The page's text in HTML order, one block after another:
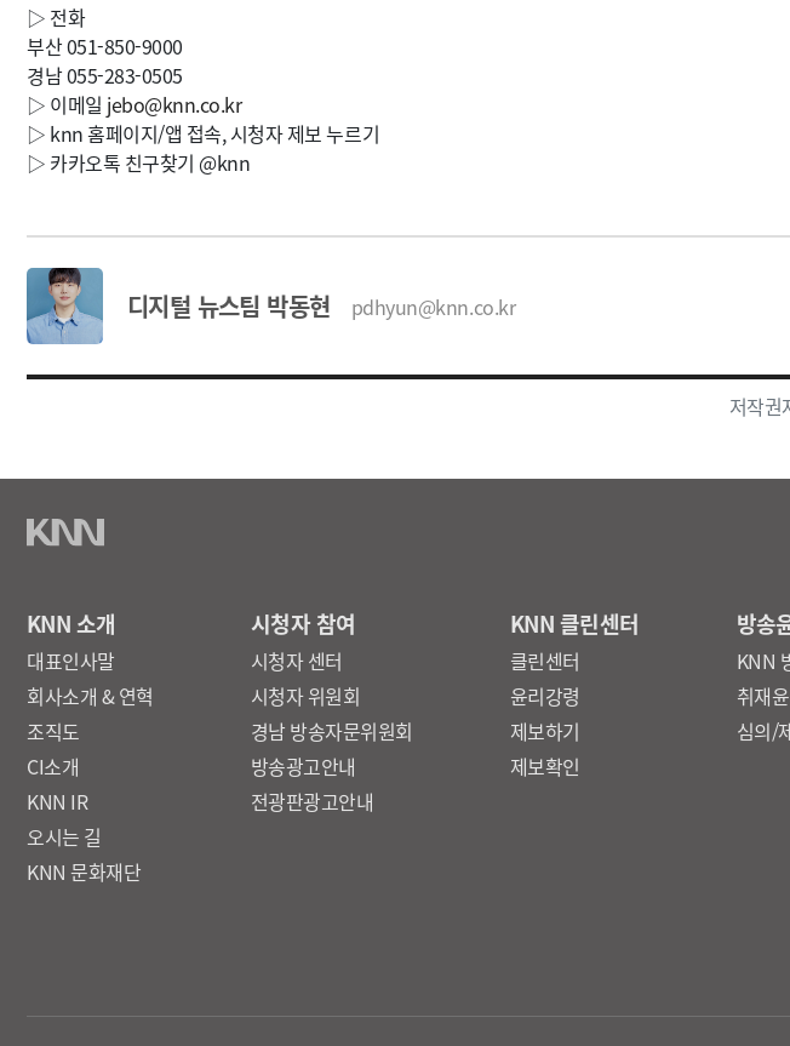
▷ 전화
부산 051-850-9000
경남 055-283-0505
▷ 이메일 jebo@knn.co.kr
▷ knn 홈페이지/앱 접속, 시청자 제보 누르기
▷ 카카오톡 친구찾기 @knn
디지털 뉴스팀 박동현 pdhyun@knn.co.kr
저작권
KNN 소개
대표인사말
회사소개 & 연혁
조직도
CI소개
KNN IR
오시는 길
KNN 문화재단
시청자 참여
시청자 센터
시청자 위원회
경남 방송자문위원회
방송광고안내
전광판광고안내
KNN 클린센터
클린센터
윤리강령
제보하기
제보확인
방송
KNN
취재
심의/